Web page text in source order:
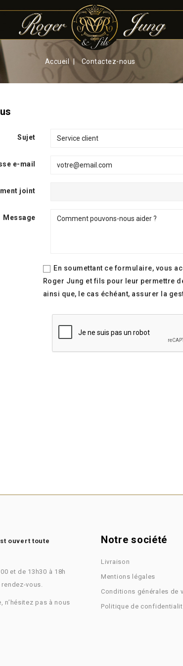
Accueil Contactez-nous
Sujet
e-mail
joint
Message
En soumettant ce formulaire, vous
Roger Jung et fils pour leur permettre
ainsi que, le cas échéant, assurer la
ouvert toute
et de 13h30 à 18h
vous.
n’hésitez pas à nous
Notre société
Livraison
Mentions légales
Conditions générales de
Politique de